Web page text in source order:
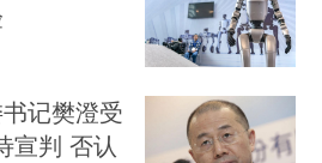
记樊澄受
宣判 否认